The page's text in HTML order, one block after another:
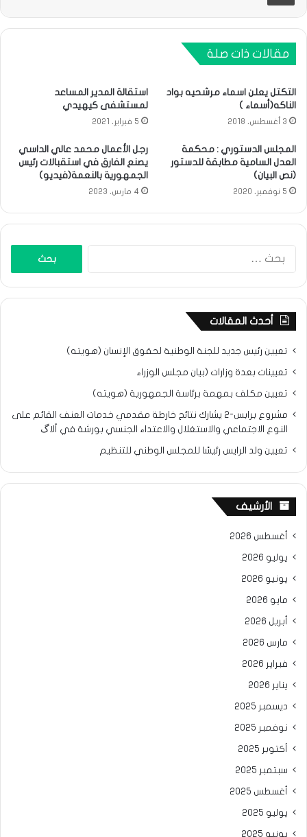
مقالات ذات صلة
التكتل يعلن اسماء مرشحيه بواد
الناكه(أسماء )
3 أغسطس، 2018
استقالة المدير المساعد
لمستشفى كيهيدي
5 فبراير، 2021
المجلس الدستوري : محكمة
العدل السامية مطابقة للدستور
(نص البيان)
5 نوفمبر، 2020
رجل الأعمال محمد عالي الداسي
يصنع الفارق في استقبالات رئيس
الجمهورية بالنعمة(فيديو)
4 مارس، 2023
أحدث المقالات
تعيين رئيس جديد للجنة الوطنية لحقوق الإنسان (هويته)
تعيينات بعدة وزارات (بيان مجلس الوزراء
تعيين مكلف بمهمة برئاسة الجمهورية (هويته)
مشروع برابس-2 يشارك نتائح خارطة مقدمي خدمات العنف القائم على
النوع الاجتماعي والاستغلال والاعتداء الجنسي بورشة في ألاگ
تعيين ولد الرايس رئيسًا للمجلس الوطني للتنظيم
الأرشيف
أغسطس 2026
يوليو 2026
يونيو 2026
مايو 2026
أبريل 2026
مارس 2026
فبراير 2026
يناير 2026
ديسمبر 2025
نوفمبر 2025
أكتوبر 2025
سبتمبر 2025
أغسطس 2025
يوليو 2025
يونيو 2025